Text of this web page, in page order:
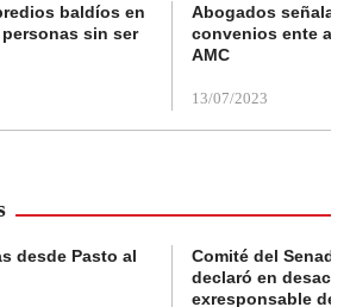
baldíos en
personas sin ser
Abogados
convenios ente
AMC
13/07/2023
desde Pasto al
Comité del Senado
declaró en
exresponsable de